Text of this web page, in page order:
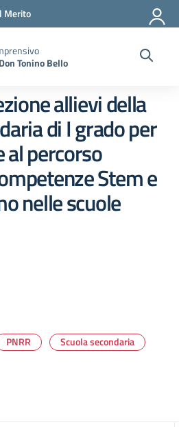
Merito
Tonino Bello
allievi della
di I grado per
al percorso
Stem e
nelle scuole
PNRR Scuola secondaria